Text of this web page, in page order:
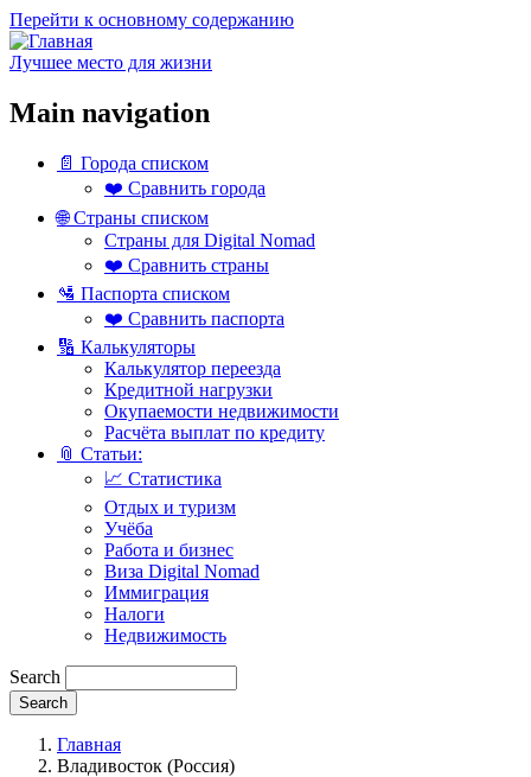
Перейти к основному содержанию
Лучшее место для жизни
Main navigation
📄 Города списком
❤️ Сравнить города
🌐 Страны списком
Страны для Digital Nomad
❤️ Сравнить страны
🛂 Паспорта списком
❤️ Сравнить паспорта
🔢 Калькуляторы
Калькулятор переезда
Кредитной нагрузки
Окупаемости недвижимости
Расчёта выплат по кредиту
📎 Статьи:
📈 Статистика
Отдых и туризм
Учёба
Работа и бизнес
Виза Digital Nomad
Иммиграция
Налоги
Недвижимость
Search
Главная
Владивосток (Россия)